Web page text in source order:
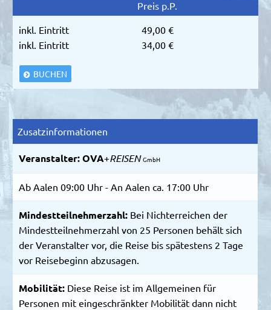
inkl. Eintritt
inkl. Eintritt
49,00 €
34,00 €
BUCHEN
Zusatzinformationen
Veranstalter:OVA+REISEN GmbH
Ab Aalen 09:00 Uhr - An Aalen ca. 17:00 Uhr
Mindestteilnehmerzahl: Bei Nichterreichen der
Mindestteilnehmerzahl von 25 Personen behält sich
der Veranstalter vor, die Reise bis spätestens 2 Tage
vor Reisebeginn abzusagen.
Mobilität: Diese Reise ist im Allgemeinen für
Personen mit eingeschränkter Mobilität dann nicht